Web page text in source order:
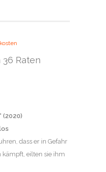
Raten
(2020)
dass er in Gefahr
eilten sie ihm